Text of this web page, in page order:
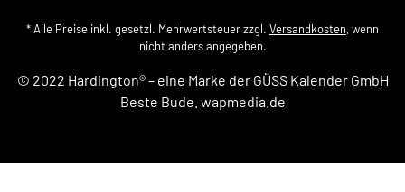
* Alle Preise inkl. gesetzl. Mehrwertsteuer zzgl. Versandkosten, wenn
nicht anders angegeben.
© 2022 Hardington® – eine Marke der GÜSS Kalender GmbH
Beste Bude. wapmedia.de